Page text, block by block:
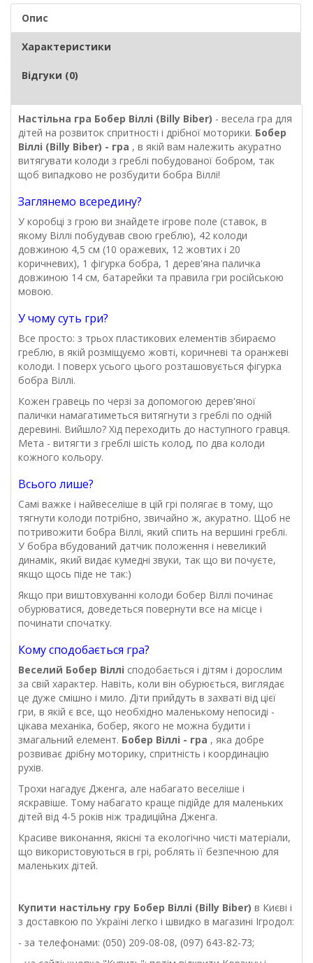
Опис
Характеристики
Відгуки (0)
Настільна гра Бобер Віллі (Billy Biber) - весела гра для
дітей на розвиток спритності і дрібної моторики. Бобер
Віллі (Billy Biber) - гра , в якій вам належить акуратно
витягувати колоди з греблі побудованої бобром, так
щоб випадково не розбудити бобра Віллі!
Заглянемо всередину?
У коробці з грою ви знайдете ігрове поле (ставок, в
якому Віллі побудував свою греблю), 42 колоди
довжиною 4,5 см (10 оражевих, 12 жовтих і 20
коричневих), 1 фігурка бобра, 1 дерев'яна паличка
довжиною 14 см, батарейки та правила гри російською
мовою.
У чому суть гри?
Все просто: з трьох пластикових елементів збираємо
греблю, в якій розміщуємо жовті, коричневі та оранжеві
колоди. І поверх усього цього розташовується фігурка
бобра Віллі.
Кожен гравець по черзі за допомогою дерев'яної
палички намагатиметься витягнути з греблі по одній
деревині. Вийшло? Хід переходить до наступного гравця.
Мета - витягти з греблі шість колод, по два колоди
кожного кольору.
Всього лише?
Самі важке і найвеселіше в цій грі полягає в тому, що
тягнути колоди потрібно, звичайно ж, акуратно. Щоб не
потривожити бобра Віллі, який спить на вершині греблі.
У бобра вбудований датчик положення і невеликий
динамік, який видає кумедні звуки, так що ви почуєте,
якщо щось піде не так:)
Якщо при виштовхуванні колоди бобер Віллі починає
обурюватися, доведеться повернути все на місце і
починати спочатку.
Кому сподобається гра?
Веселий Бобер Віллі сподобається і дітям і дорослим
за свій характер. Навіть, коли він обурюється, виглядає
це дуже смішно і мило. Діти прийдуть в захваті від цієї
гри, в якій є все, що необхідно маленькому непосиді -
цікава механіка, бобер, якого не можна будити і
змагальний елемент. Бобер Віллі - гра , яка добре
розвиває дрібну моторику, спритність і координацію
рухів.
Трохи нагадує Дженга, але набагато веселіше і
яскравіше. Тому набагато краще підійде для маленьких
дітей від 4-5 років ніж традиційна Дженга.
Красиве виконання, якісні та екологічно чисті матеріали,
що використовуються в грі, роблять її безпечною для
маленьких дітей.
Купити настільну гру Бобер Віллі (Billy Biber) в Києві і
з доставкою по Україні легко і швидко в магазині Ігродол:
- за телефонами: (050) 209-08-08, (097) 643-82-73;